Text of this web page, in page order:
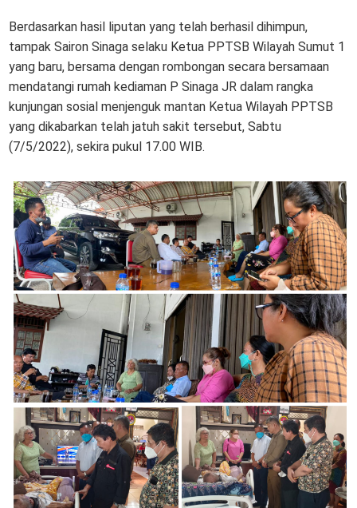
Berdasarkan hasil liputan yang telah berhasil dihimpun,
tampak Sairon Sinaga selaku Ketua PPTSB Wilayah Sumut 1
yang baru, bersama dengan rombongan secara bersamaan
mendatangi rumah kediaman P Sinaga JR dalam rangka
kunjungan sosial menjenguk mantan Ketua Wilayah PPTSB
yang dikabarkan telah jatuh sakit tersebut, Sabtu
(7/5/2022), sekira pukul 17.00 WIB.